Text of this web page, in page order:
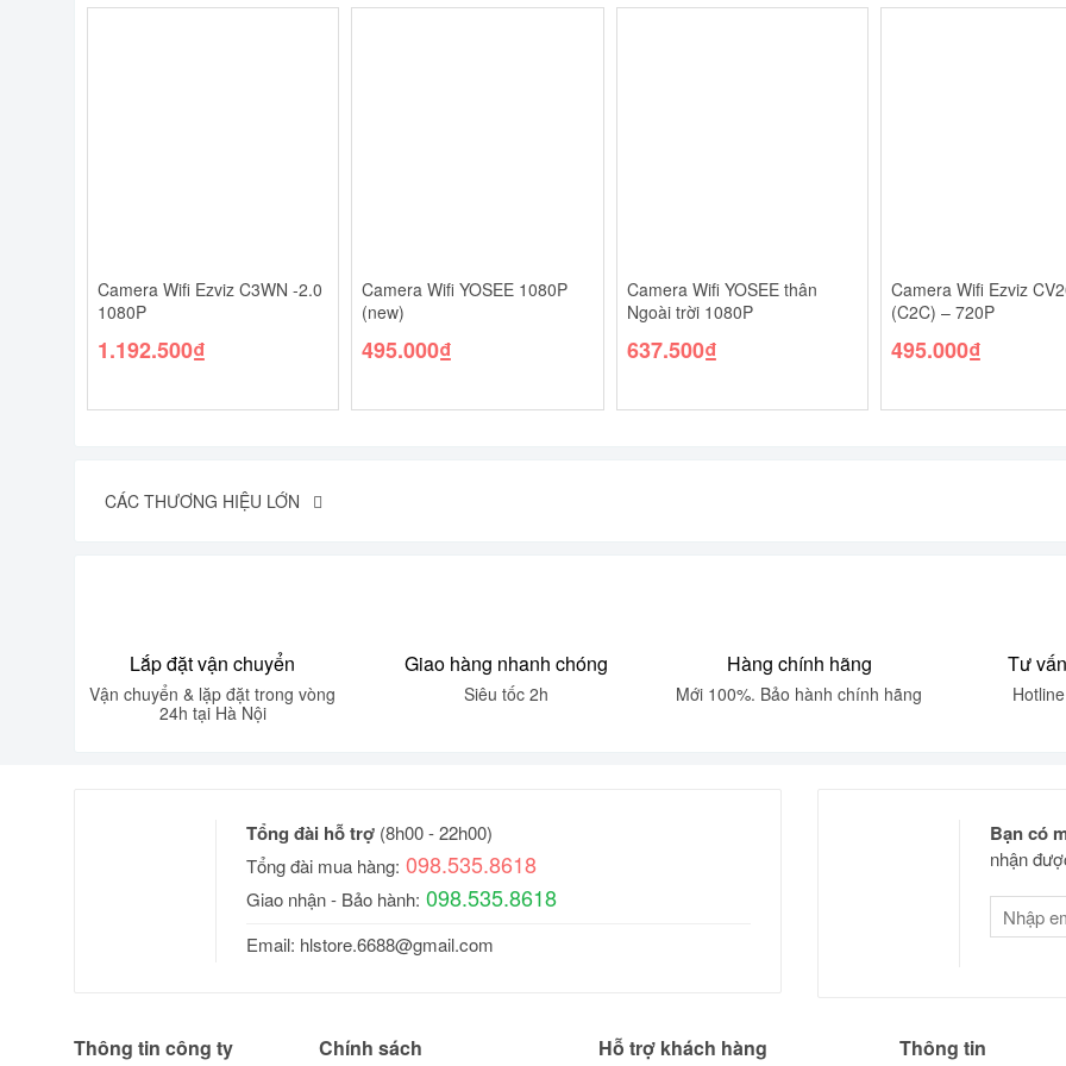
Camera Wifi Ezviz C3WN -2.0
1080P
1.192.500₫
Camera Wifi YOSEE 1080P
(new)
495.000₫
Camera Wifi YOSEE thân
Ngoài trời 1080P
637.500₫
Camera Wifi Ezviz
(C2C) – 720P
495.000₫
CÁC THƯƠNG HIỆU LỚN
Lắp đặt vận chuyển
Vận chuyển & lặp đặt trong vòng
24h tại Hà Nội
Giao hàng nhanh chóng
Siêu tốc 2h
Hàng chính hãng
Mới 100%. Bảo hành chính hãng
Tư
Tổng đài hỗ trợ (8h00 - 22h00)
Tổng đài mua hàng: 098.535.8618
Giao nhận - Bảo hành: 098.535.8618
Email: hlstore.6688@gmail.com
Bạn có
nhận
Thông tin công ty Chính sách Hỗ trợ khách hàng Thông tin